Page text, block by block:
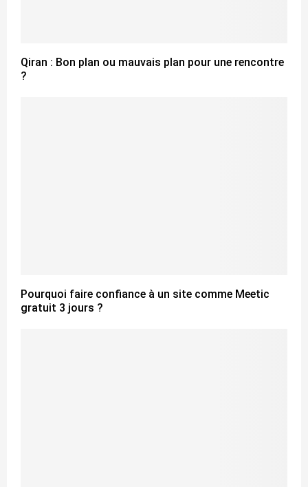
Qiran : Bon plan ou mauvais plan pour une rencontre
?
Pourquoi faire confiance à un site comme Meetic
gratuit 3 jours ?